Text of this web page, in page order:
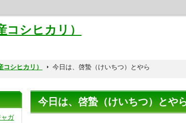
コシヒカリ）
シヒカリ） 今日は、啓蟄（けいちつ）とやら
今日は、啓蟄（けいちつ）とや
ガ